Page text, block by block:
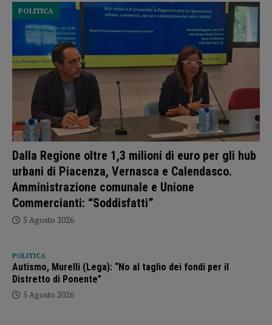
Dalla Regione oltre 1,3 milioni di euro per gli hub
urbani di Piacenza, Vernasca e Calendasco.
Amministrazione comunale e Unione
Commercianti: “Soddisfatti”
POLITICA
5 Agosto 2026
POLITICA
Autismo, Murelli (Lega): “No al taglio dei fondi per il
Distretto di Ponente”
5 Agosto 2026